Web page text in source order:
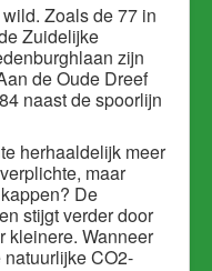
Zoals de 77 in
Zuidelijke
zijn
de Oude Dreef
naast de spoorlijn
herhaaldelijk meer
maar
De
stijgt verder door
kleinere. Wanneer
CO2-